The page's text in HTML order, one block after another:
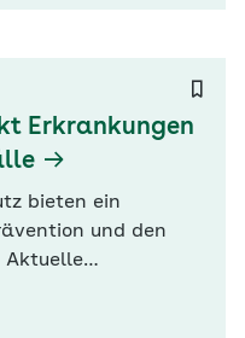
finanziert
Erkrankungen
bieten ein
und den
Aktuelle
Hitze stark belastet